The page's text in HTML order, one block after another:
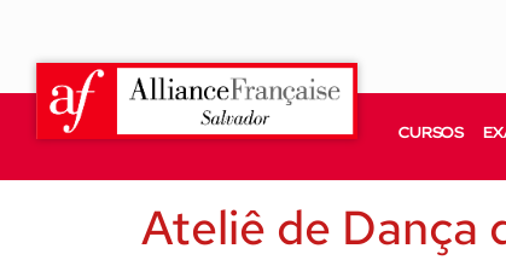
CURSOS
Ateliê de Dança